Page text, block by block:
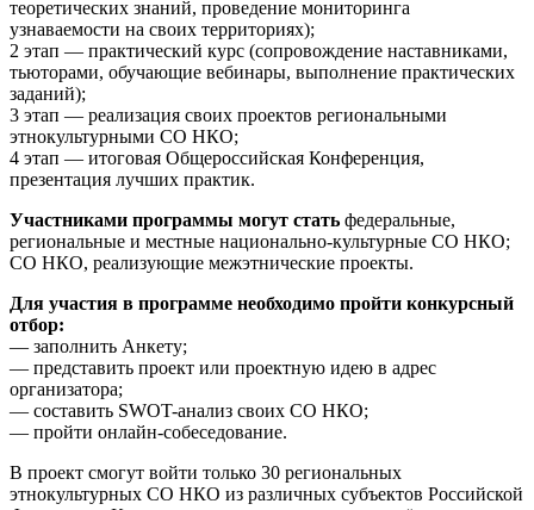
теоретических знаний, проведение мониторинга
узнаваемости на своих территориях);
2 этап — практический курс (сопровождение наставниками,
тьюторами, обучающие вебинары, выполнение практических
заданий);
3 этап — реализация своих проектов региональными
этнокультурными СО НКО;
4 этап — итоговая Общероссийская Конференция,
презентация лучших практик.
Участниками программы могут стать федеральные,
региональные и местные национально-культурные СО НКО;
СО НКО, реализующие межэтнические проекты.
Для участия в программе необходимо пройти конкурсный
отбор:
— заполнить Анкету;
— представить проект или проектную идею в адрес
организатора;
— составить SWOT-анализ своих СО НКО;
— пройти онлайн-собеседование.
В проект смогут войти только 30 региональных
этнокультурных СО НКО из различных субъектов Российской